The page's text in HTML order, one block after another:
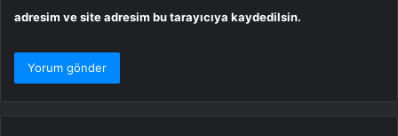
adresim ve site adresim bu tarayıcıya kaydedilsin.